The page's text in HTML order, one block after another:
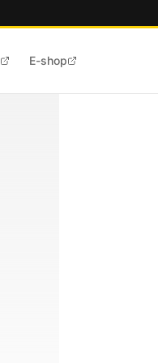
E-shop